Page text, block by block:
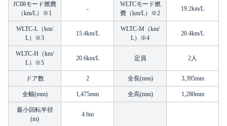
JC08モード燃費
（km/L）※1
-
WLTCモード燃
費（km/L）※2
19.2km/L
WLTC-L（km/
L）※3
15.4km/L
WLTC-M（km/
L）※4
20.4km/L
WLTC-H（km/
L）※5
20.6km/L 定員 2人
ドア数 2 全長(mm) 3,395mm
全幅(mm) 1,475mm 全高(mm) 1,280mm
最小回転半径
(m)
4.6m